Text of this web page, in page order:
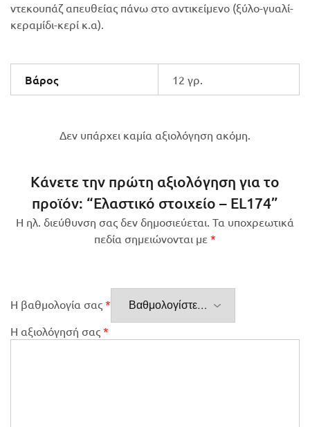
ντεκουπάζ απευθείας πάνω στο αντικείμενο (ξύλο-γυαλί-
κεραμίδι-κερί κ.α).
Βάρος 12 γρ.
Δεν υπάρχει καμία αξιολόγηση ακόμη.
Κάνετε την πρώτη αξιολόγηση για το
προϊόν: “Ελαστικό στοιχείο – EL174”
Η ηλ. διεύθυνση σας δεν δημοσιεύεται. Τα υποχρεωτικά
πεδία σημειώνονται με *
Η βαθμολογία σας *
Η αξιολόγησή σας *